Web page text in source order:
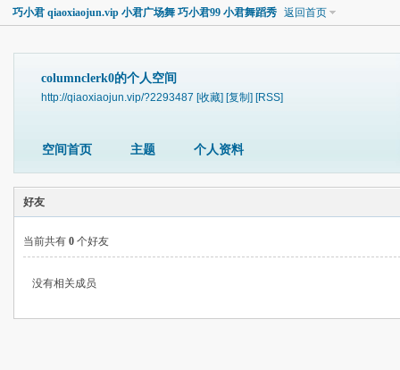
巧小君 qiaoxiaojun.vip 小君广场舞 巧小君99 小君舞蹈秀 返回首页
columnclerk0的个人空间
http://qiaoxiaojun.vip/?2293487 [收藏] [复制] [RSS]
空间首页 主题 个人资料
好友
当前共有 0 个好友
没有相关成员